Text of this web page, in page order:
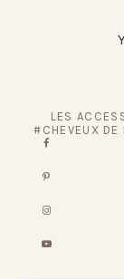
LES
#CHEVEUX DE